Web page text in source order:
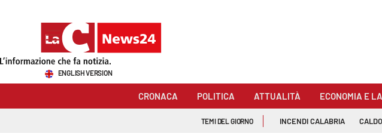
Sezioni
ENGLISH VERSION
CRONACA POLITICA ATTUALITÀ ECONOMIA E
TEMI DEL GIORNO INCENDI CALABRIA